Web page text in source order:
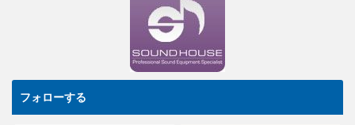
フォローする